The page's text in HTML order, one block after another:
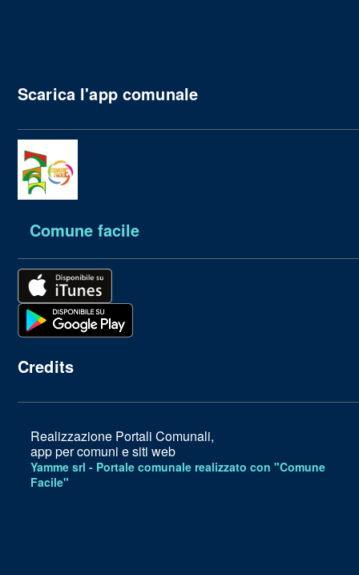
Scarica l'app comunale
Comune facile
Credits
Realizzazione Portali Comunali,
app per comuni e siti web
Yamme srl - Portale comunale realizzato con "Comune
Facile"